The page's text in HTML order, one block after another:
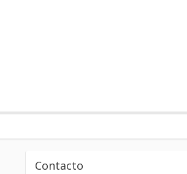
Contacto